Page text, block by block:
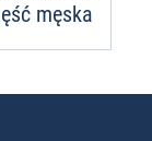
męska